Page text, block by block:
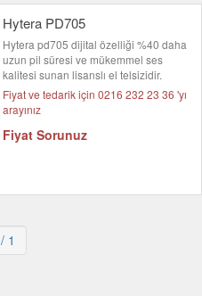
Hytera PD705
Hytera pd705 dijital özelliği %40 daha
uzun pil süresi ve mükemmel ses
kalitesi sunan lisanslı el telsizidir.
Fiyat ve tedarik için 0216 232 23 36 'yı
arayınız
Fiyat Sorunuz
/ 1